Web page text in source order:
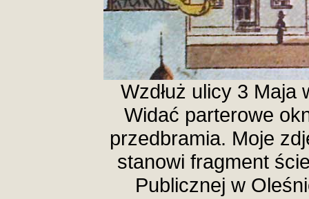
Wzdłuż ulicy 3 Maja
Widać parterowe
przedbramia. Moje
stanowi fragment
Publicznej w